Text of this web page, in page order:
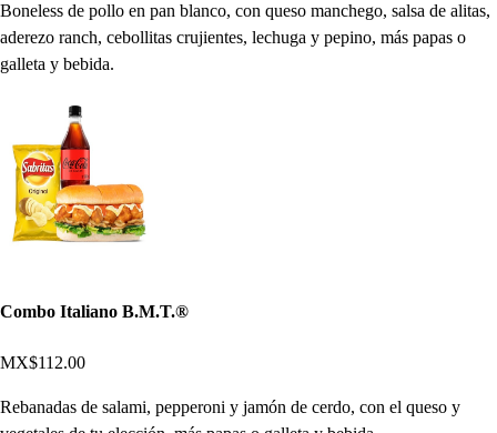
Boneless de pollo en pan blanco, con queso manchego, salsa de alitas,
aderezo ranch, cebollitas crujientes, lechuga y pepino, más papas o
galleta y bebida.
Combo Italiano B.M.T.®
MX$112.00
Rebanadas de salami, pepperoni y jamón de cerdo, con el queso y